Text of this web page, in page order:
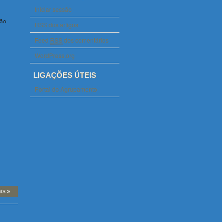
»
Iniciar sessão
RSSdos artigos
Feed RSSdos comentários
WordPress.org
LIGAÇÕES ÚTEIS
Portal do Agrupamento